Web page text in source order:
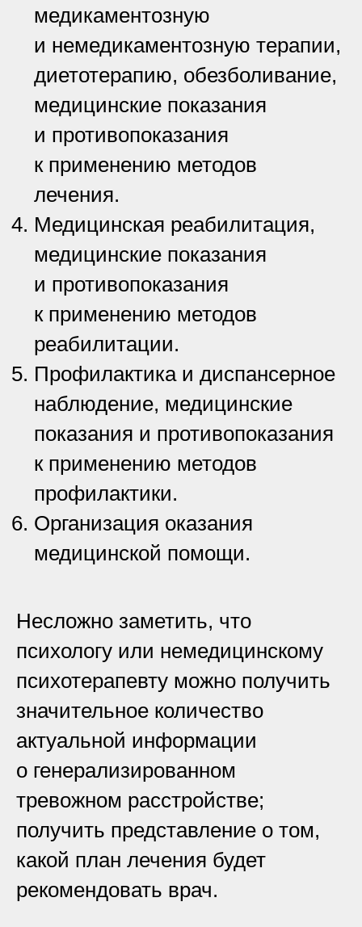
медикаментозную
и немедикаментозную терапии,
диетотерапию, обезболивание,
медицинские показания
и противопоказания
к применению методов
лечения.
Медицинская реабилитация,
медицинские показания
и противопоказания
к применению методов
реабилитации.
Профилактика и диспансерное
наблюдение, медицинские
показания и противопоказания
к применению методов
профилактики.
Организация оказания
медицинской помощи.
Несложно заметить, что
психологу или немедицинскому
психотерапевту можно получить
значительное количество
актуальной информации
о генерализированном
тревожном расстройстве;
получить представление о том,
какой план лечения будет
рекомендовать врач.